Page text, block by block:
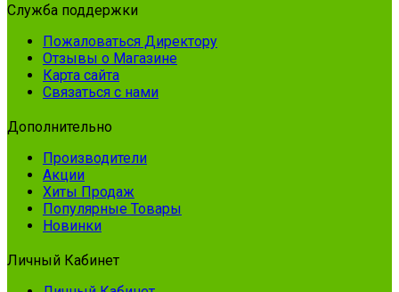
Служба поддержки
Пожаловаться Директору
Отзывы о Магазине
Карта сайта
Связаться с нами
Дополнительно
Производители
Акции
Хиты Продаж
Популярные Товары
Новинки
Личный Кабинет